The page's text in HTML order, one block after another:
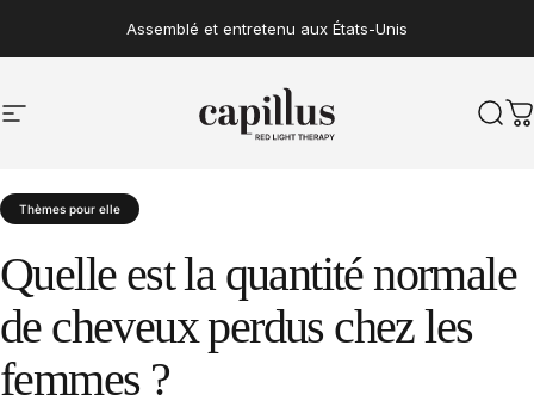
Assemblé et entretenu aux États-Unis
Navigation sur le siteCapillus
Thèmes pour elle
Quelle estla quantité normale
de cheveuxperdus chezles
femmes ?